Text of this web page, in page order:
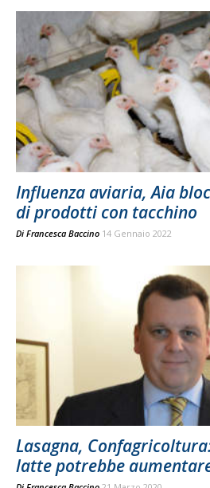
Influenza aviaria, Aia
di prodotti con tacchino
Di Francesca Baccino 14 Gennaio 2022
Lasagna,
latte potrebbe